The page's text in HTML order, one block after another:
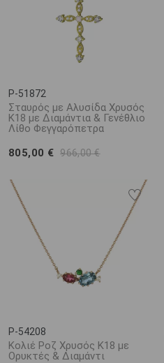
P-51872
Σταυρός με Αλυσίδα Χρυσός
Κ18 με Διαμάντια & Γενέθλιο
Λίθο Φεγγαρόπετρα
805,00 € 966,00 €
P-54208
Κολιέ Ροζ Χρυσός Κ18 με
Ορυκτές & Διαμάντι